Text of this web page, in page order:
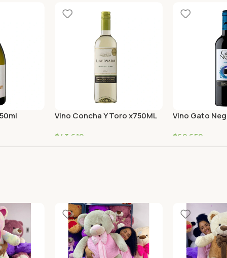
Vino Concha Y Toro x750ML
$43,610
Vino Gato
$62,650